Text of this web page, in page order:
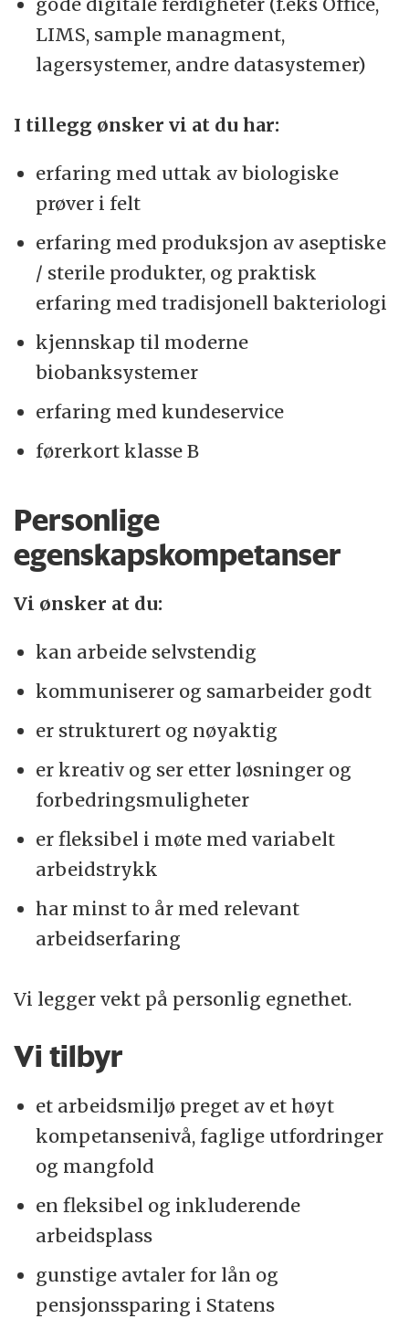
LIMS, sample managment,
lagersystemer, andre datasystemer)
I tillegg ønsker vi at du har:
erfaring med uttak av biologiske
prøver i felt
erfaring med produksjon av aseptiske
/ sterile produkter, og praktisk
erfaring med tradisjonell bakteriologi
kjennskap til moderne
biobanksystemer
erfaring med kundeservice
førerkort klasse B
Personlige
egenskapskompetanser
Vi ønsker at du:
kan arbeide selvstendig
kommuniserer og samarbeider godt
er strukturert og nøyaktig
er kreativ og ser etter løsninger og
forbedringsmuligheter
er fleksibel i møte med variabelt
arbeidstrykk
har minst to år med relevant
arbeidserfaring
Vi legger vekt på personlig egnethet.
Vi tilbyr
et arbeidsmiljø preget av et høyt
kompetansenivå, faglige utfordringer
og mangfold
en fleksibel og inkluderende
arbeidsplass
gunstige avtaler for lån og
pensjonssparing i Statens